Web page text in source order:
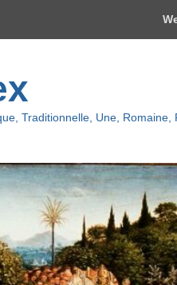
Traditionnelle, Une,